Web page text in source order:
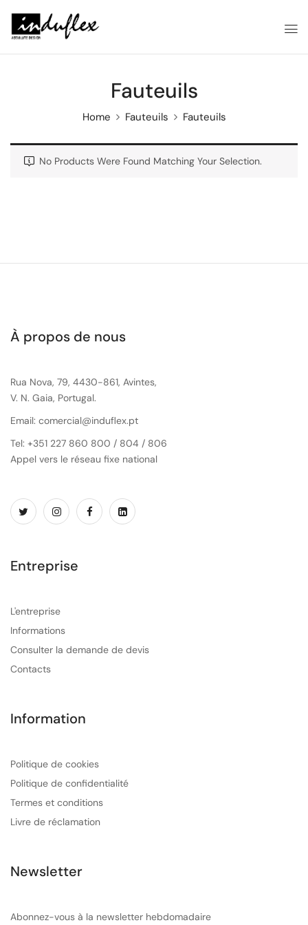
Fauteuils
Home Fauteuils Fauteuils
No Products Were Found Matching Your Selection.
À propos de nous
Rua Nova, 79, 4430-861, Avintes,
V. N. Gaia, Portugal.
Email: comercial@induflex.pt
Tel: +351 227 860 800 / 804 / 806
Appel vers le réseau fixe national
Entreprise
L'entreprise
Informations
Consulter la demande de devis
Contacts
Information
Politique de cookies
Politique de confidentialité
Termes et conditions
Livre de réclamation
Newsletter
Abonnez-vous à la newsletter hebdomadaire